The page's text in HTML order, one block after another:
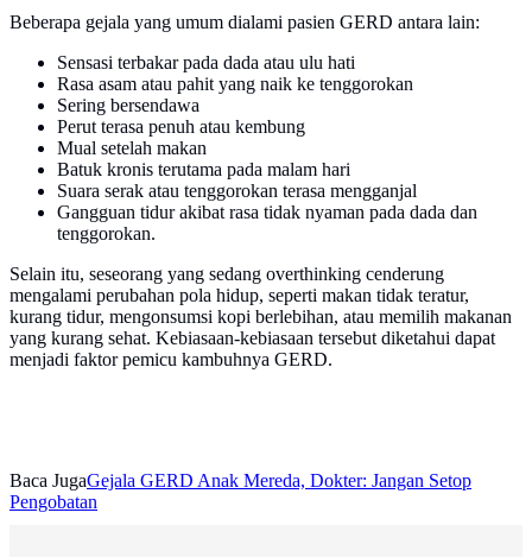
Beberapa gejala yang umum dialami pasien GERD antara lain:
Sensasi terbakar pada dada atau ulu hati
Rasa asam atau pahit yang naik ke tenggorokan
Sering bersendawa
Perut terasa penuh atau kembung
Mual setelah makan
Batuk kronis terutama pada malam hari
Suara serak atau tenggorokan terasa mengganjal
Gangguan tidur akibat rasa tidak nyaman pada dada dan
tenggorokan.
Selain itu, seseorang yang sedang overthinking cenderung
mengalami perubahan pola hidup, seperti makan tidak teratur,
kurang tidur, mengonsumsi kopi berlebihan, atau memilih makanan
yang kurang sehat. Kebiasaan-kebiasaan tersebut diketahui dapat
menjadi faktor pemicu kambuhnya GERD.
Baca JugaGejala GERD Anak Mereda, Dokter: Jangan Setop
Pengobatan